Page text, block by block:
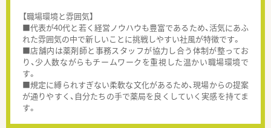
【職場環境と雰囲気】
■代表が40代と若く経営ノウハウも豊富であるため、活気にあふ
れた雰囲気の中で新しいことに挑戦しやすい社風が特徴です。
■店舗内は薬剤師と事務スタッフが協力し合う体制が整ってお
り、少人数ながらもチームワークを重視した温かい職場環境で
す。
■規定に縛られすぎない柔軟な文化があるため、現場からの提案
が通りやすく、自分たちの手で薬局を良くしていく実感を持てま
す。